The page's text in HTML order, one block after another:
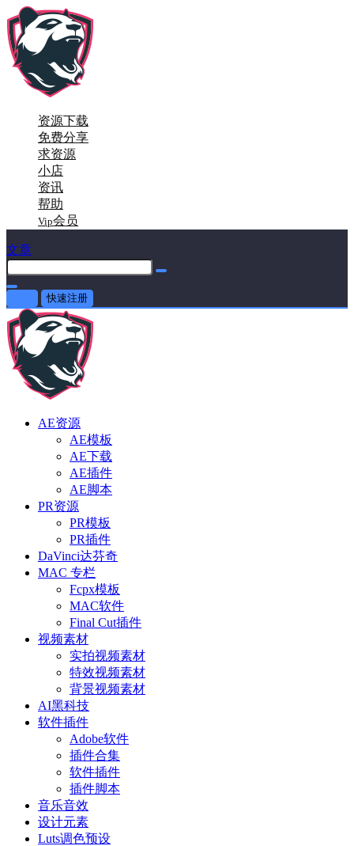
资源下载
免费分享
求资源
小店
资讯
帮助
Vip会员
文章
快速注册
AE资源
AE模板
AE下载
AE插件
AE脚本
PR资源
PR模板
PR插件
DaVinci达芬奇
MAC 专栏
Fcpx模板
MAC软件
Final Cut插件
视频素材
实拍视频素材
特效视频素材
背景视频素材
AI黑科技
软件插件
Adobe软件
插件合集
软件插件
插件脚本
音乐音效
设计元素
Luts调色预设